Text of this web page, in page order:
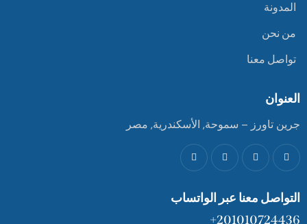
المدونة
من نحن
تواصل معنا
العنوان
جرين تاورز – سموحة, الأسكندرية, مصر
التواصل معنا عبر الواتساب
201010724436+